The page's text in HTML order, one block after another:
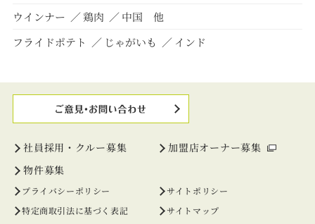
ウインナー
鶏肉
中国 他
フライドポテト
じゃがいも インド
社員採用・クルー募集
加盟店オーナー募集
物件募集
プライバシーポリシー
サイトポリシー
特定商取引法に基づく表記
サイトマップ